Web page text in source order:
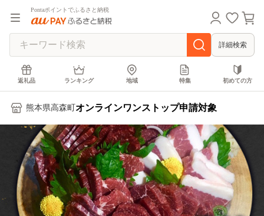
Pontaポイントでふるさと納税
詳細検索
返礼品 ランキング 地域 特集 初めての方
熊本県高森町 オンラインワンストップ申請対象